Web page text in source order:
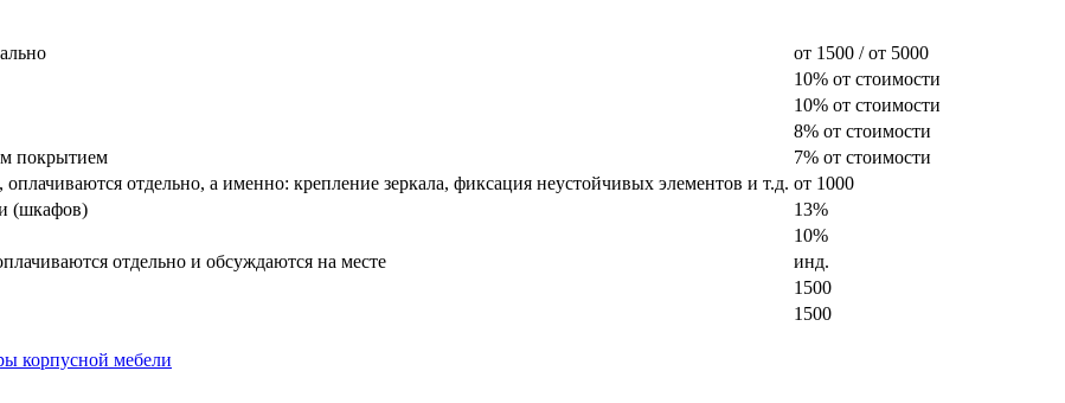
от 1500 / от 5000
10% от стоимости
10% от стоимости
8% от стоимости
покрытием
7% от стоимости
отдельно, а именно: крепление зеркала, фиксация неустойчивых элементов и т.д. от 1000
(шкафов)
13%
10%
отдельно и обсуждаются на месте
инд.
1500
1500